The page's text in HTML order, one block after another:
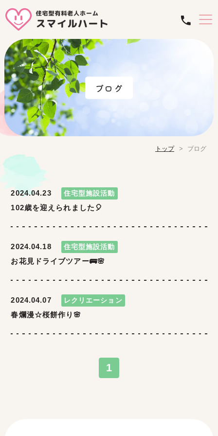
ブログ
トップ ブログ
2024.04.23 住宅型施設活動
102歳を迎えられました🎈
2024.04.18 住宅型施設活動
お花見ドライブツアー🚌🌸
2024.04.07 レクリエーション
春爛漫☆桜餅作り🌸
1